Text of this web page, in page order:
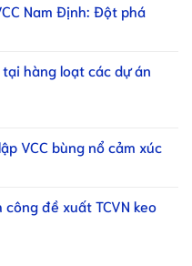
Nam Định: Đột phá
hàng loạt các dự án
VCC bùng nổ cảm xúc
đề xuất TCVN keo